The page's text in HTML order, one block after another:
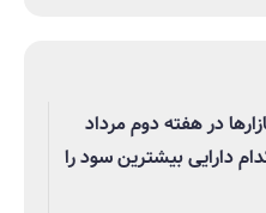
در هفته دوم مرداد
/ کدام دارایی بیشترین سود را